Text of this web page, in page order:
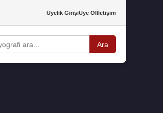
Üyelik GirişiÜye Olİletişim
Ara